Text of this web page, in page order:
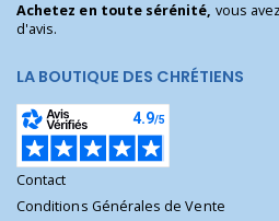
Achetez en toute sérénité, vous
d'avis.
LA BOUTIQUE DES CHRÉTIENS
Contact
Conditions Générales de Vente